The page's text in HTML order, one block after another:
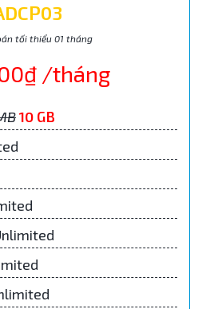
tối thiểu 01 tháng
/tháng
10 GB